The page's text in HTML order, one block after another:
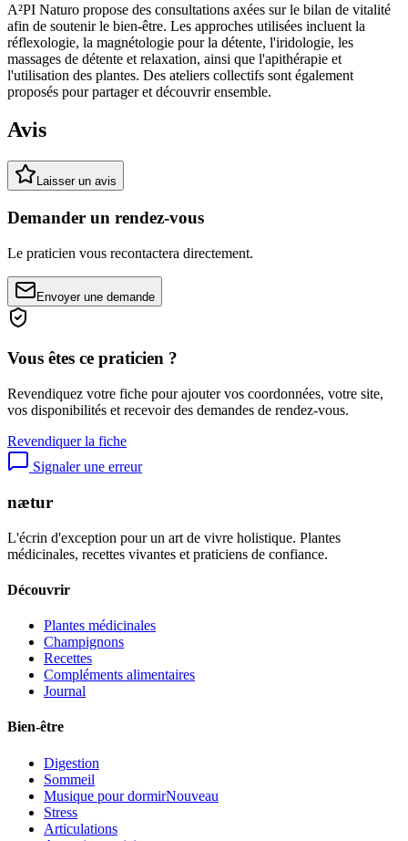
A²PI Naturo propose des consultations axées sur le bilan de vitalité
afin de soutenir le bien-être. Les approches utilisées incluent la
réflexologie, la magnétologie pour la détente, l'iridologie, les
massages de détente et relaxation, ainsi que l'apithérapie et
l'utilisation des plantes. Des ateliers collectifs sont également
proposés pour partager et découvrir ensemble.
Avis
Laisser un avis
Demander un rendez-vous
Le praticien vous recontactera directement.
Envoyer une demande
Vous êtes ce praticien ?
Revendiquez votre fiche pour ajouter vos coordonnées, votre site,
vos disponibilités et recevoir des demandes de rendez-vous.
Revendiquer la fiche
Signaler une erreur
nætur
L'écrin d'exception pour un art de vivre holistique. Plantes
médicinales, recettes vivantes et praticiens de confiance.
Découvrir
Plantes médicinales
Champignons
Recettes
Compléments alimentaires
Journal
Bien-être
Digestion
Sommeil
Musique pour dormirNouveau
Stress
Articulations